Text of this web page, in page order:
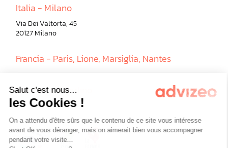
Italia - Milano
Via Dei Valtorta, 45
20127 Milano
Francia - Paris, Lione, Marsiglia, Nantes
Germania - Berlino